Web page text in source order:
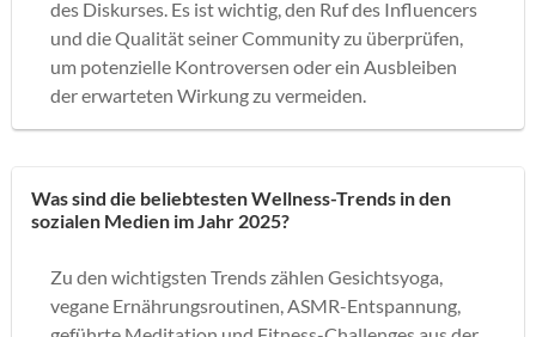
des Diskurses. Es ist wichtig, den Ruf des Influencers
und die Qualität seiner Community zu überprüfen,
um potenzielle Kontroversen oder ein Ausbleiben
der erwarteten Wirkung zu vermeiden.
Was sind die beliebtesten Wellness-Trends in den
sozialen Medien im Jahr 2025?
Zu den wichtigsten Trends zählen Gesichtsyoga,
vegane Ernährungsroutinen, ASMR-Entspannung,